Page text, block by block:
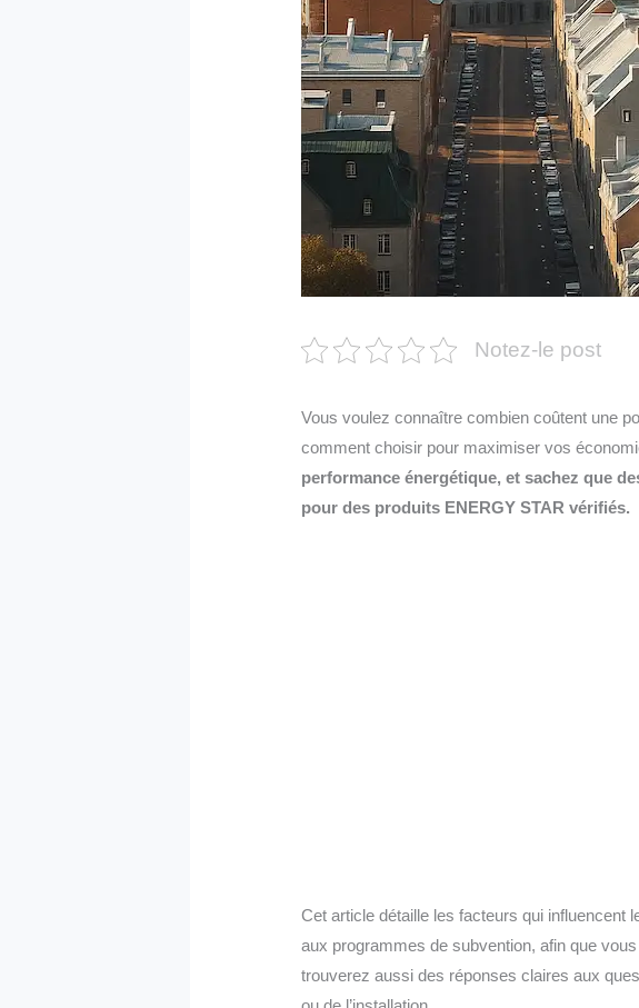
Notez-le post
Vous voulez connaître combien coûtent une
comment choisir pour maximiser vos
performance énergétique, et sachez que
pour des produits ENERGY STAR vérifiés.
Cet article détaille les facteurs qui influencent
aux programmes de subvention, afin que
trouverez aussi des réponses claires aux